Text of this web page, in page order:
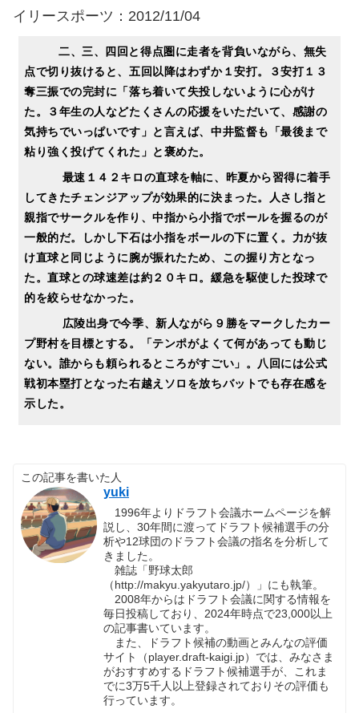
イリースポーツ：2012/11/04
二、三、四回と得点圏に走者を背負いながら、無失
点で切り抜けると、五回以降はわずか１安打。３安打１３
奪三振での完封に「落ち着いて失投しないように心がけ
た。３年生の人などたくさんの応援をいただいて、感謝の
気持ちでいっぱいです」と言えば、中井監督も「最後まで
粘り強く投げてくれた」と褒めた。
最速１４２キロの直球を軸に、昨夏から習得に着手
してきたチェンジアップが効果的に決まった。人さし指と
親指でサークルを作り、中指から小指でボールを握るのが
一般的だ。しかし下石は小指をボールの下に置く。力が抜
け直球と同じように腕が振れたため、この握り方となっ
た。直球との球速差は約２０キロ。緩急を駆使した投球で
的を絞らせなかった。
広陵出身で今季、新人ながら９勝をマークしたカー
プ野村を目標とする。「テンポがよくて何があっても動じ
ない。誰からも頼られるところがすごい」。八回には公式
戦初本塁打となった右越えソロを放ちバットでも存在感を
示した。
この記事を書いた人
yuki
1996年よりドラフト会議ホームページを解
説し、30年間に渡ってドラフト候補選手の分
析や12球団のドラフト会議の指名を分析して
きました。
雑誌「野球太郎
（http://makyu.yakyutaro.jp/）」にも執筆。
2008年からはドラフト会議に関する情報を
毎日投稿しており、2024年時点で23,000以上
の記事書いています。
また、ドラフト候補の動画とみんなの評価
サイト（player.draft-kaigi.jp）では、みなさま
がおすすめするドラフト候補選手が、これま
でに3万5千人以上登録されておりその評価も
行っています。